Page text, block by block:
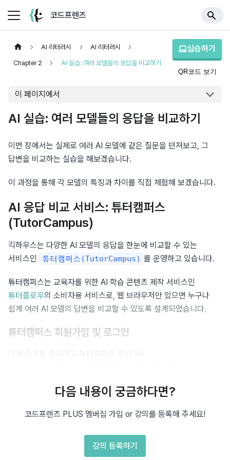
코드프렌즈
AI 리터러시 AI 리터러시
Chapter 2 AI 실습: 여러 모델들의 응답을 비교하기
실습하기
QR코드 보기
이 페이지에서
AI 실습: 여러 모델들의 응답을 비교하기
이번 장에서는 실제로 여러 AI 모델에 같은 질문을 던져보고, 그
답변을 비교하는 실습을 해보겠습니다.
이 과정을 통해 각 모델의 특징과 차이를 직접 체험해 보겠습니다.
AI 응답 비교 서비스: 튜터캠퍼스
(TutorCampus)
긱하우스는 다양한 AI 모델의 응답을 한눈에 비교할 수 있는
서비스인
튜터캠퍼스(TutorCampus) 를 운영하고 있습니다.
튜터플로우의 소비자용 서비스로, 웹 브라우저만 있으면 누구나
쉽게 여러 AI 모델의 답변을 비교할 수 있도록 설계되었습니다.
튜터캠퍼스 회원가입 및 로그인
🔗 튜터캠퍼스 회원가입 바로가기
다음 내용이 궁금하다면?
코드프렌즈 PLUS 멤버십 가입 or 강의를 등록해 주세요!
강의 등록하기